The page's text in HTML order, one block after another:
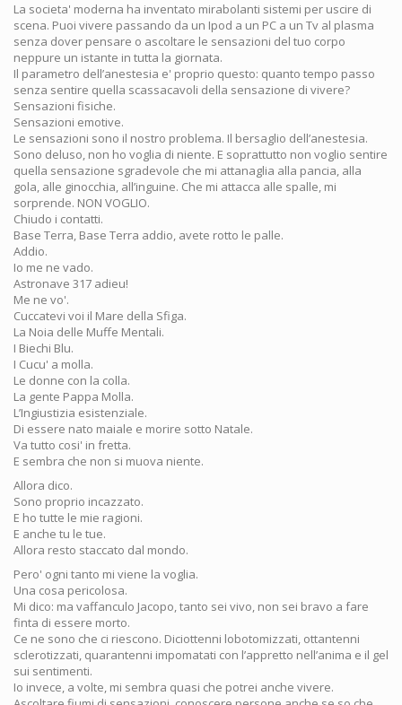
La societa' moderna ha inventato mirabolanti sistemi per uscire di
scena. Puoi vivere passando da un Ipod a un PC a un Tv al plasma
senza dover pensare o ascoltare le sensazioni del tuo corpo
neppure un istante in tutta la giornata.
Il parametro dell’anestesia e' proprio questo: quanto tempo passo
senza sentire quella scassacavoli della sensazione di vivere?
Sensazioni fisiche.
Sensazioni emotive.
Le sensazioni sono il nostro problema. Il bersaglio dell’anestesia.
Sono deluso, non ho voglia di niente. E soprattutto non voglio sentire
quella sensazione sgradevole che mi attanaglia alla pancia, alla
gola, alle ginocchia, all’inguine. Che mi attacca alle spalle, mi
sorprende. NON VOGLIO.
Chiudo i contatti.
Base Terra, Base Terra addio, avete rotto le palle.
Addio.
Io me ne vado.
Astronave 317 adieu!
Me ne vo'.
Cuccatevi voi il Mare della Sfiga.
La Noia delle Muffe Mentali.
I Biechi Blu.
I Cucu' a molla.
Le donne con la colla.
La gente Pappa Molla.
L’Ingiustizia esistenziale.
Di essere nato maiale e morire sotto Natale.
Va tutto cosi' in fretta.
E sembra che non si muova niente.
Allora dico.
Sono proprio incazzato.
E ho tutte le mie ragioni.
E anche tu le tue.
Allora resto staccato dal mondo.
Pero' ogni tanto mi viene la voglia.
Una cosa pericolosa.
Mi dico: ma vaffanculo Jacopo, tanto sei vivo, non sei bravo a fare
finta di essere morto.
Ce ne sono che ci riescono. Diciottenni lobotomizzati, ottantenni
sclerotizzati, quarantenni impomatati con l’appretto nell’anima e il gel
sui sentimenti.
Io invece, a volte, mi sembra quasi che potrei anche vivere.